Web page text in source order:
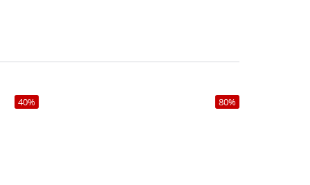
80%
40%